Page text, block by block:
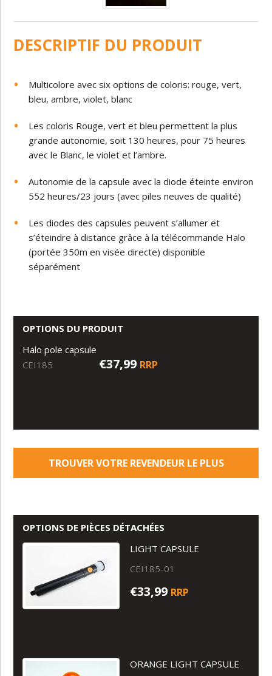
DESCRIPTIF DU PRODUIT
Multicolore avec six options de coloris: rouge, vert,
bleu, ambre, violet, blanc
Les coloris Rouge, vert et bleu permettent la plus
grande autonomie, soit 130 heures, pour 75 heures
avec le Blanc, le violet et l’ambre.
Autonomie de la capsule avec la diode éteinte environ
552 heures/23 jours (avec piles neuves de qualité)
Les diodes des capsules peuvent s’allumer et
s’éteindre à distance grâce à la télécommande Halo
(portée 350m en visée directe) disponible
séparément
OPTIONS DU PRODUIT
Halo pole capsule
CEI185
€37,99 RRP
TROUVER VOTRE REVENDEUR LE PLUS
OPTIONS DE PIÈCES DÉTACHÉES
LIGHT CAPSULE
CEI185-01
€33,99 RRP
ORANGE LIGHT CAPSULE